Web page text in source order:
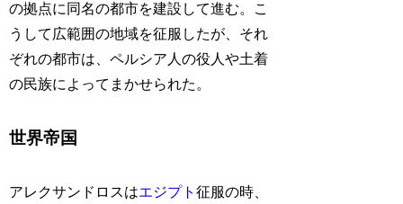
の拠点に同名の都市を建設して進む。こ
うして広範囲の地域を征服したが、それ
ぞれの都市は、ペルシア人の役人や土着
の民族によってまかせられた。
世界帝国
アレクサンドロスはエジプト征服の時、